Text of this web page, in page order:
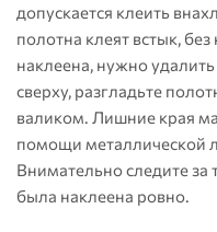
допускается клеить
полотна клеят встык,
наклеена, нужно
сверху, разгладьте
валиком. Лишние края
помощи металлической
Внимательно следите за
была наклеена ровно.